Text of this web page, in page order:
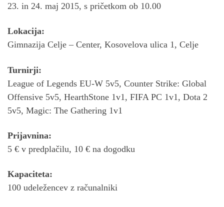
23. in 24. maj 2015, s pričetkom ob 10.00
Lokacija:
Gimnazija Celje – Center, Kosovelova ulica 1, Celje
Turnirji:
League of Legends EU-W 5v5, Counter Strike: Global
Offensive 5v5, HearthStone 1v1, FIFA PC 1v1, Dota 2
5v5, Magic: The Gathering 1v1
Prijavnina:
5 € v predplačilu, 10 € na dogodku
Kapaciteta:
100 udeležencev z računalniki